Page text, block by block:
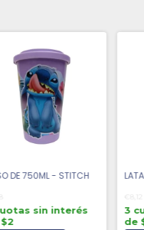
DE 750ML - STITCH
sin interés
€8,12
3
de